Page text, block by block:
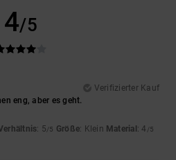
4/5
Verifizierter Kauf
eng, aber es geht.
: 5/5 Größe: Klein Material : 4 /5